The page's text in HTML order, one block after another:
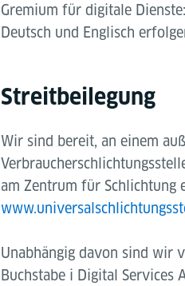
Gremium für digitale Dienste:
Deutsch und Englisch
Streitbeilegung
Wir sind bereit, an einem
am Zentrum für Schlichtung
Unabhängig davon sind wir
Buchstabe i Digital Services